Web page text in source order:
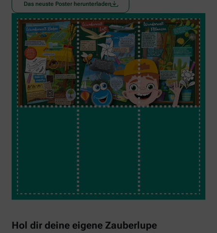
Das neuste Poster herunterladen
Hol dir deine eigene Zauberlupe